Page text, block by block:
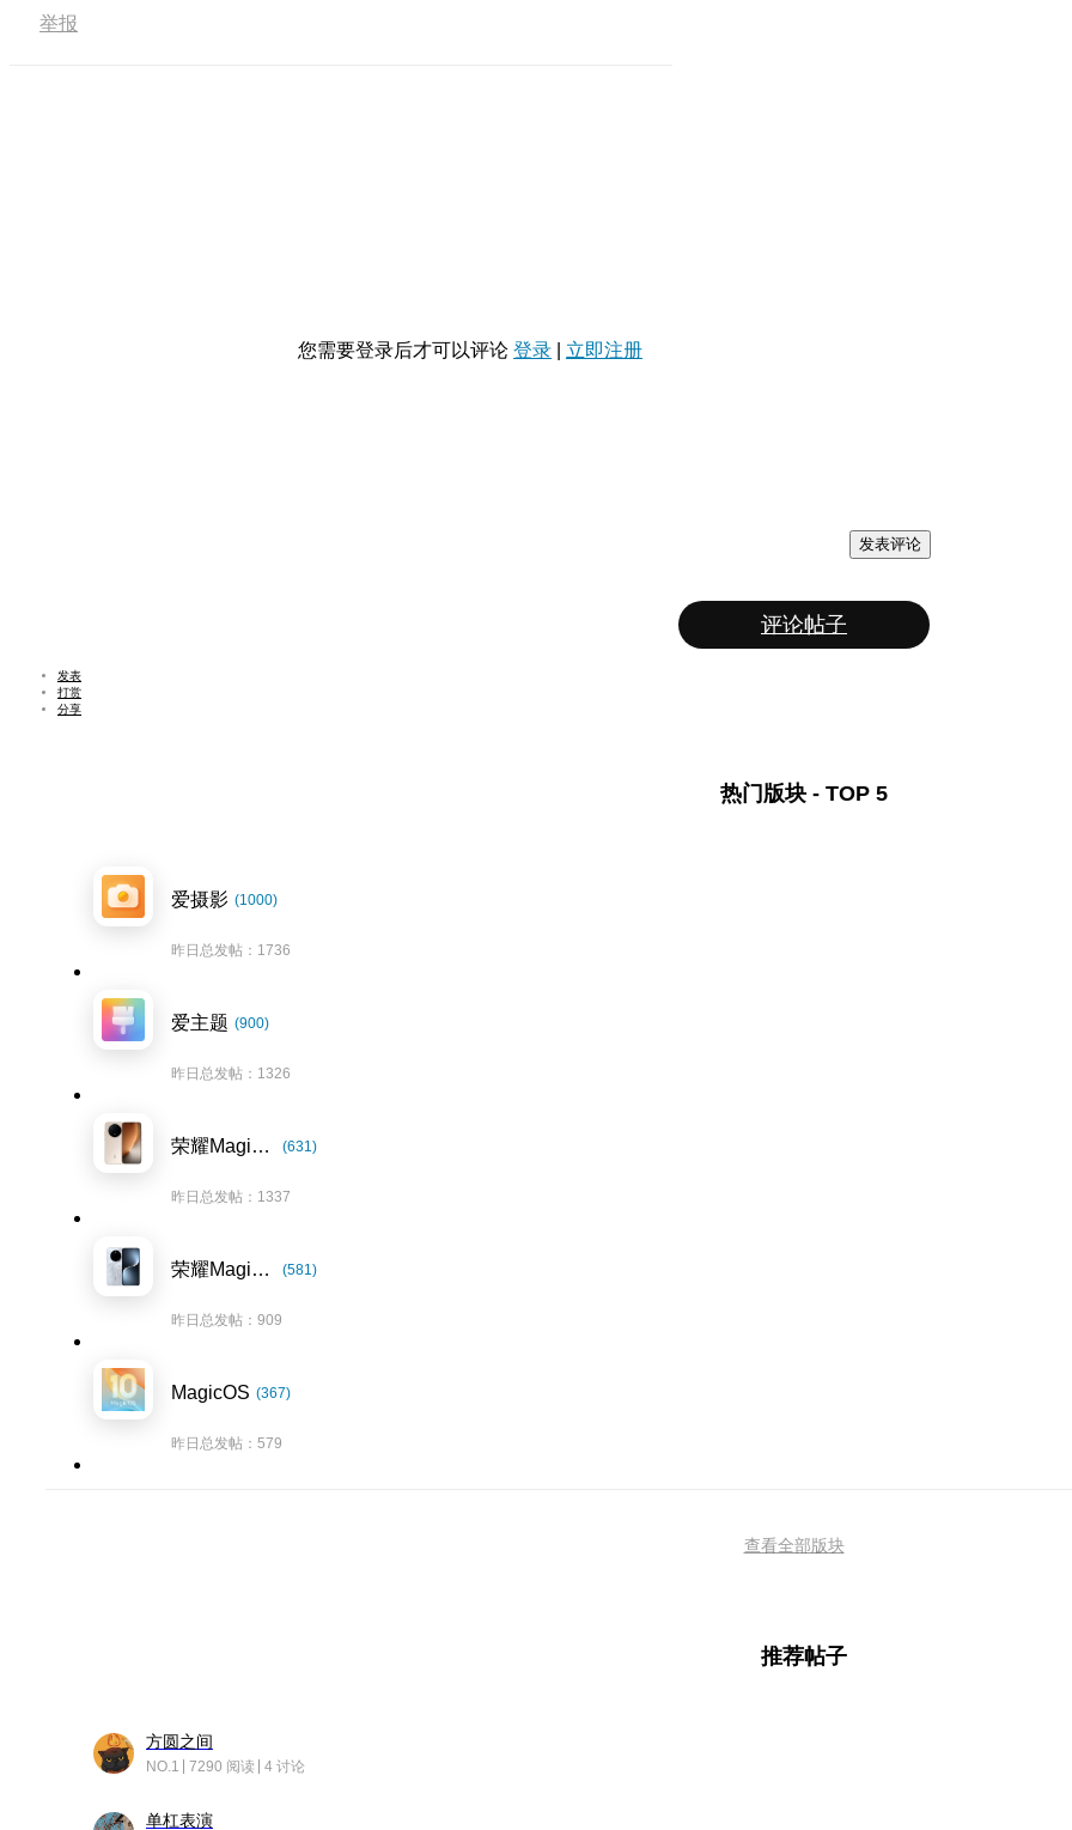
举报
您需要登录后才可以评论 登录 立即注册
发表评论
评论帖子
发表
打赏
分享
热门版块 - TOP 5
爱摄影 (1000)
昨日总发帖：1736
爱主题 (900)
昨日总发帖：1326
荣耀Magic8系列 (631)
昨日总发帖：1337
荣耀Magic7系列 (581)
昨日总发帖：909
MagicOS (367)
昨日总发帖：579
查看全部版块
推荐帖子
方圆之间
NO.1 7290 阅读 4 讨论
单杠表演